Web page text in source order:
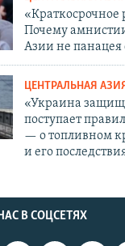
Почему
Азии не панацея
ЦЕНТРАЛЬНАЯ
«Украина
поступает
— о топливном
и его
В СОЦСЕТЯХ